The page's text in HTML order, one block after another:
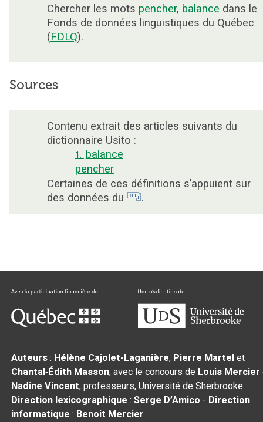
Chercher les mots pencher, balance dans le
Fonds de données linguistiques du Québec
(FDLQ).
Sources
Contenu extrait des articles suivants du
dictionnaire Usito :
1. balance
pencher
Certaines de ces définitions s’appuient sur
des données du
.
Auteurs : Hélène Cajolet-Laganière, Pierre Martel et
Chantal‑Édith Masson, avec le concours de Louis Mercier
Nadine Vincent, professeurs, Université de Sherbrooke
Direction lexicographique :Serge D’Amico - Direction
informatique : Benoit Mercier